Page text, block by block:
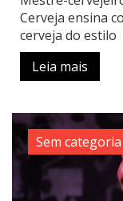
Cerveja ensina
cerveja do estilo
Leia mais
Sem categoria